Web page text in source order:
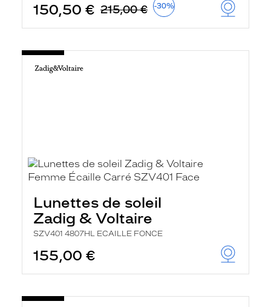
150,50 € 215,00 € -30%
Lunettes de soleil
Zadig & Voltaire
SZV401 4807HL ECAILLE FONCE
155,00 €